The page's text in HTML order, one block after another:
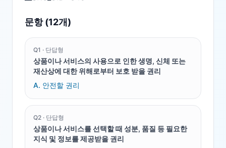
문항 (12개)
Q1 · 단답형
상품이나 서비스의 사용으로 인한 생명, 신체 또는
재산상에 대한 위해로부터 보호 받을 권리
A. 안전할 권리
Q2 · 단답형
상품이나 서비스를 선택할 때 성분, 품질 등 필요한
지식 및 정보를 제공받을 권리